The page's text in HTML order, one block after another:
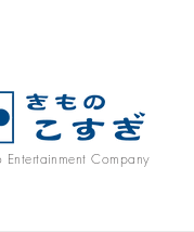
Entertainment Company